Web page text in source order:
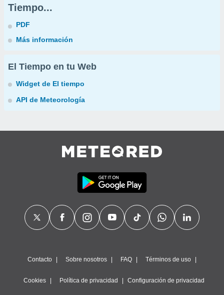
Tiempo...
PDF
Más información
El Tiempo en tu Web
Widget de El tiempo
API de Meteorología
Contacto Sobre nosotros FAQ Términos de uso
Cookies Política de privacidad Configuración de privacidad